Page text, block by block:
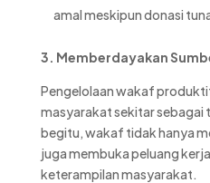
amal meskipun donasi
3. Memberdayakan
Pengelolaan wakaf
masyarakat sekitar sebagai
begitu, wakaf tidak hanya
juga membuka peluang
keterampilan masyarakat.